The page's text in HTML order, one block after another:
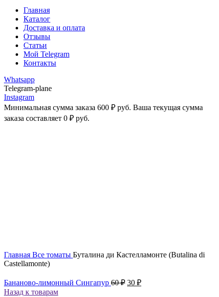
Главная
Каталог
Доставка и оплата
Отзывы
Статьи
Мой Telegram
Контакты
Whatsapp
Telegram-plane
Instagram
Минимальная сумма заказа 600 ₽ руб. Ваша текущая сумма
заказа составляет 0 ₽ руб.
Главная Все томаты Буталина ди Кастелламонте (Butalina di
Castellamonte)
Бананово-лимонный Сингапур 60₽ Первоначальная
30 ₽Текущая
Назад к товарам